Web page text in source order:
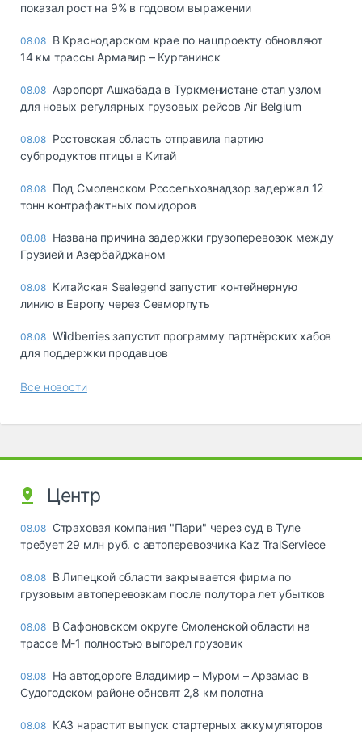
показал рост на 9% в годовом выражении
08.08 В Краснодарском крае по нацпроекту обновляют
14 км трассы Армавир – Курганинск
08.08 Аэропорт Ашхабада в Туркменистане стал узлом
для новых регулярных грузовых рейсов Air Belgium
08.08 Ростовская область отправила партию
субпродуктов птицы в Китай
08.08 Под Смоленском Россельхознадзор задержал 12
тонн контрафактных помидоров
08.08 Названа причина задержки грузоперевозок между
Грузией и Азербайджаном
08.08 Китайская Sealegend запустит контейнерную
линию в Европу через Севморпуть
08.08 Wildberries запустит программу партнёрских хабов
для поддержки продавцов
Все новости
Центр
08.08 Страховая компания "Пари" через суд в Туле
требует 29 млн руб. с автоперевозчика Kaz TralServiece
08.08 В Липецкой области закрывается фирма по
грузовым автоперевозкам после полутора лет убытков
08.08 В Сафоновском округе Смоленской области на
трассе М-1 полностью выгорел грузовик
08.08 На автодороге Владимир – Муром – Арзамас в
Судогодском районе обновят 2,8 км полотна
08.08 КАЗ нарастит выпуск стартерных аккумуляторов